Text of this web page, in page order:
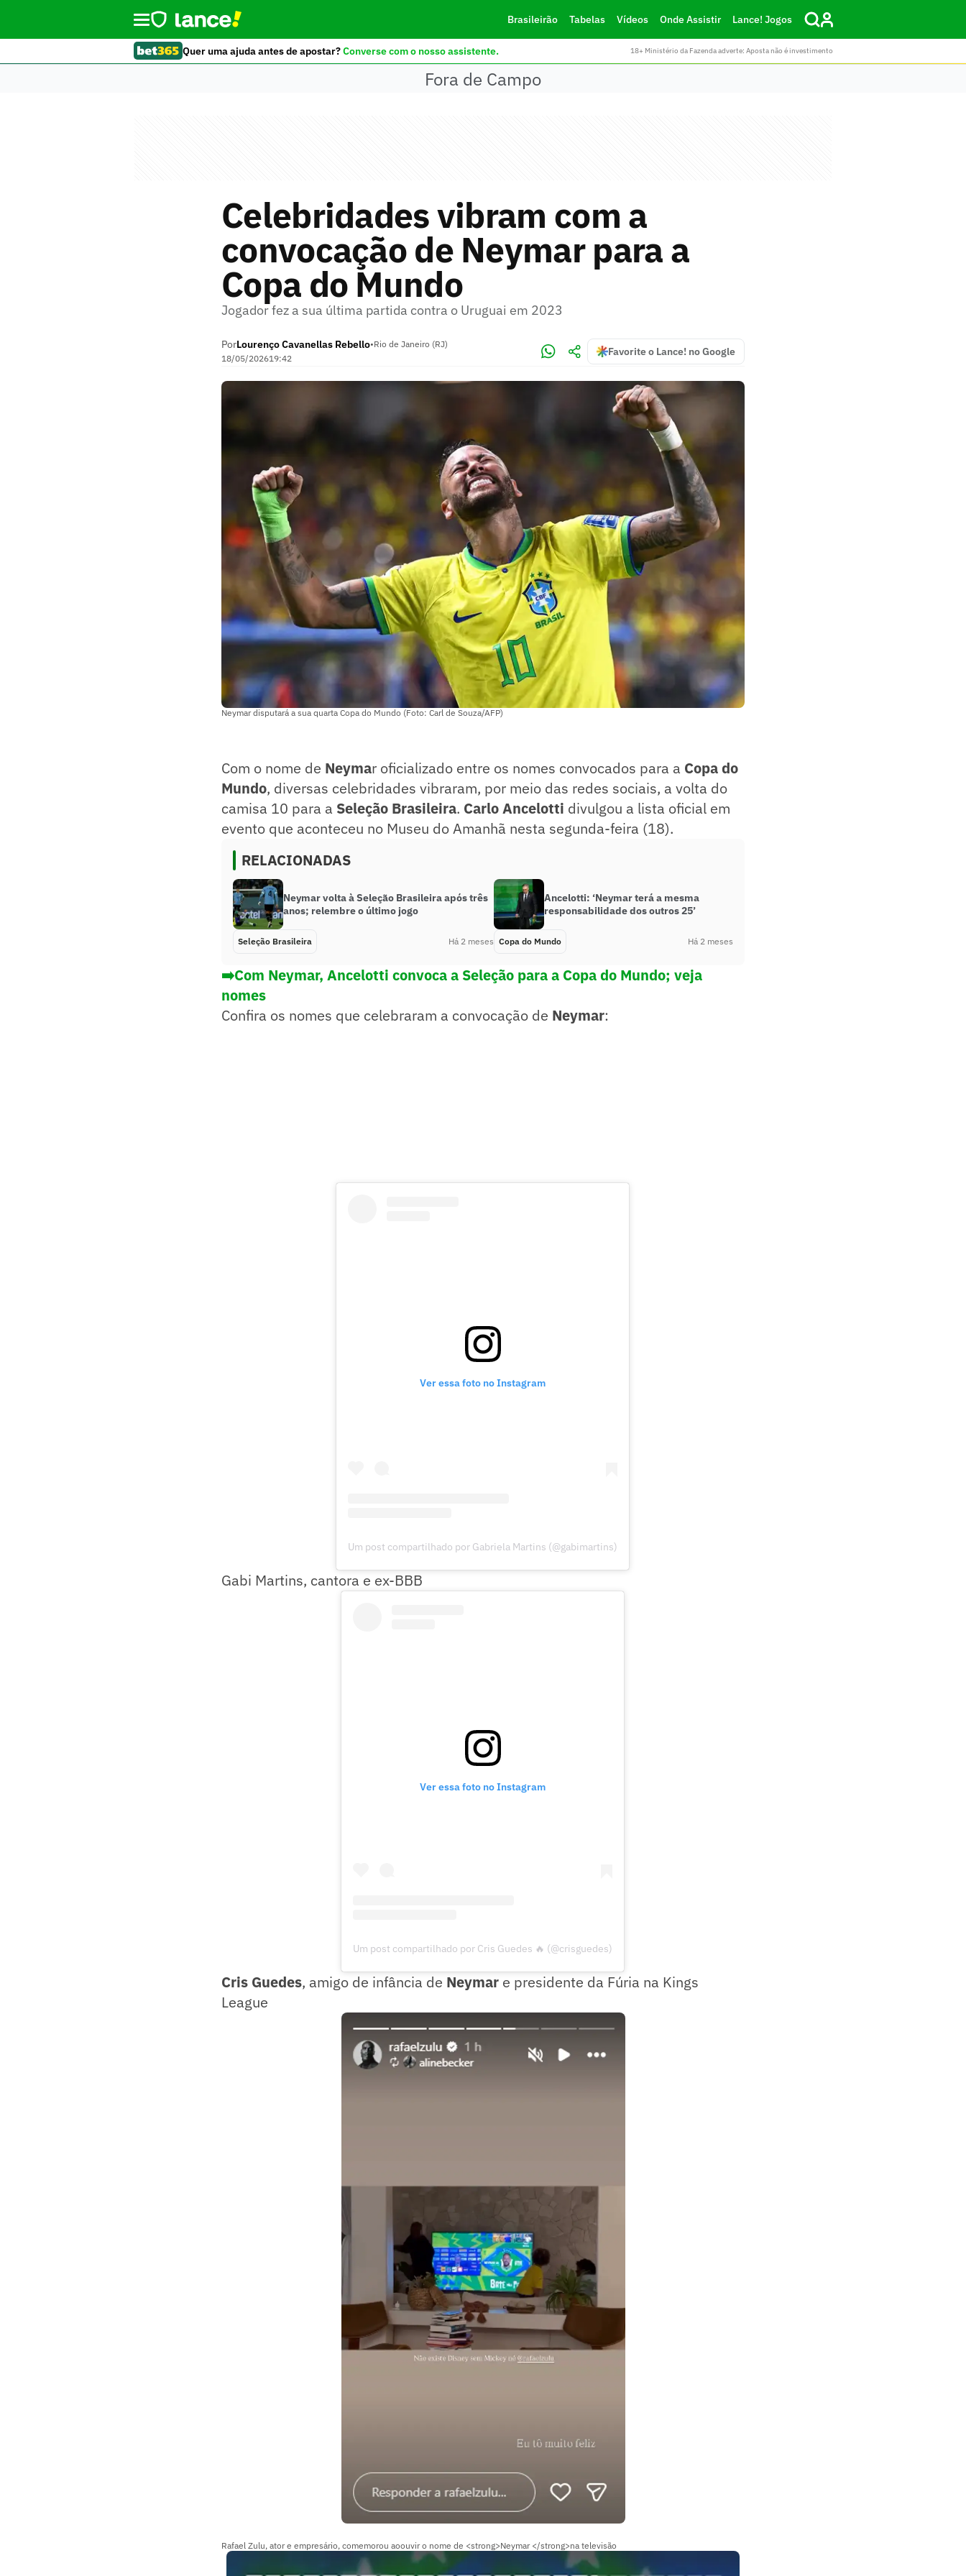
Brasileirão Tabelas Vídeos Onde Assistir Lance! Jogos
Quer uma ajuda antes de apostar?Converse com o nosso assistente. 18+ Ministério da Fazenda adverte: Aposta não é investimento
Fora de Campo
Celebridades vibram com a
convocação de Neymar para a
Copa do Mundo
Jogador fez a sua última partida contra o Uruguai em 2023
PorLourenço Cavanellas Rebello•Rio de Janeiro (RJ)
18/05/202619:42
Favorite o Lance! no Google
Neymar disputará a sua quarta Copa do Mundo (Foto: Carl de Souza/AFP)
Com o nome de Neymar oficializado entre os nomes convocados para a Copa do
Mundo, diversas celebridades vibraram, por meio das redes sociais, a volta do
camisa 10 para a Seleção Brasileira. Carlo Ancelotti divulgou a lista oficial em
evento que aconteceu no Museu do Amanhã nesta segunda-feira (18).
RELACIONADAS
Neymar volta à Seleção Brasileira após três
anos; relembre o último jogo
Seleção Brasileira Há 2 meses
Ancelotti: ‘Neymar terá a mesma
responsabilidade dos outros 25’
Copa do Mundo Há 2 meses
➡️Com Neymar, Ancelotti convoca a Seleção para a Copa do Mundo; veja
nomes
Confira os nomes que celebraram a convocação de Neymar:
Ver essa foto no Instagram
Um post compartilhado por Gabriela Martins (@gabimartins)
Gabi Martins, cantora e ex-BBB
Ver essa foto no Instagram
Um post compartilhado por Cris Guedes 🔥 (@crisguedes)
Cris Guedes, amigo de infância de Neymar e presidente da Fúria na Kings
League
Rafael Zulu, ator e empresário, comemorou aoouvir o nome de <strong>Neymar </strong>na televisão